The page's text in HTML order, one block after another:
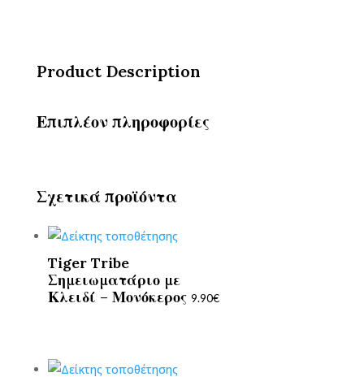
Product Description
Επιπλέον πληροφορίες
Σχετικά προϊόντα
Tiger Tribe
Σημειωματάριο με
Κλειδί – Μονόκερος 9.90€